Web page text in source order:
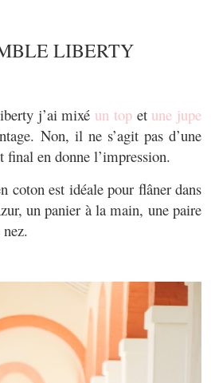
LIBERTY
j’ai mixé un topet une jupe
Non, il ne s’agit pas d’une
final en donne l’impression.
coton est idéale pour flâner dans
un panier à la main, une paire